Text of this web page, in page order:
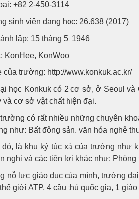
+82 2-450-3114
sinh viên đang học: 26.638 (2017)
lập: 15 tháng 5, 1946
KonHee, KonWoo
của trường: http://www.konkuk.ac.kr/
học Konkuk có 2 cơ sở, ở Seoul và
và cơ sở vật chất hiện đại.
có rất nhiều những chuyên
như: Bất động sản, văn hóa nghệ
là khu ký túc xá của trường như
nghi và các tiện lợi khác như: Phòng
nỗ lực giáo dục của mình, trường
giới ATP, 4 cầu thủ quốc gia, 1